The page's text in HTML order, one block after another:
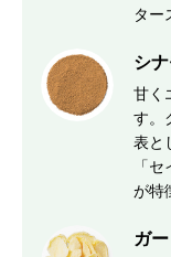
ター
シ
甘く
す。
表と
「
が特
ガ